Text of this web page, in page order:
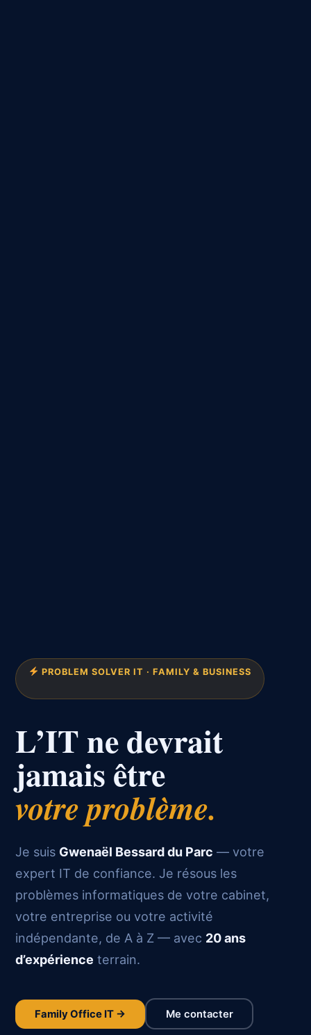
PROBLEM SOLVER IT · FAMILY & BUSINESS
L’IT ne devrait
jamais être
votre problème.
Je suis Gwenaël Bessard du Parc — votre
expert IT de confiance. Je résous les
problèmes informatiques de votre cabinet,
votre entreprise ou votre activité
indépendante, de A à Z — avec 20 ans
d’expérience terrain.
Family Office IT → Me contacter